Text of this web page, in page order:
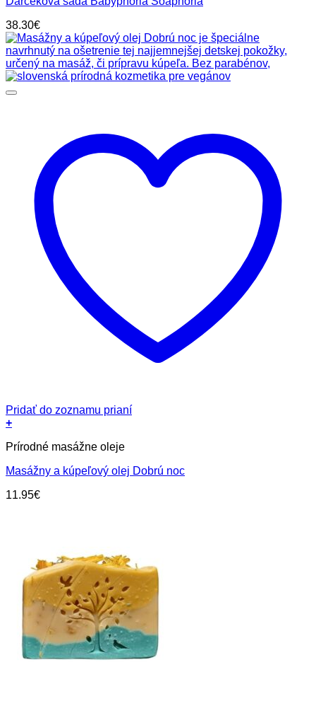
38.30€
Pridať do zoznamu prianí
+
Prírodné masážne oleje
Masážny a kúpeľový olej Dobrú noc
11.95€